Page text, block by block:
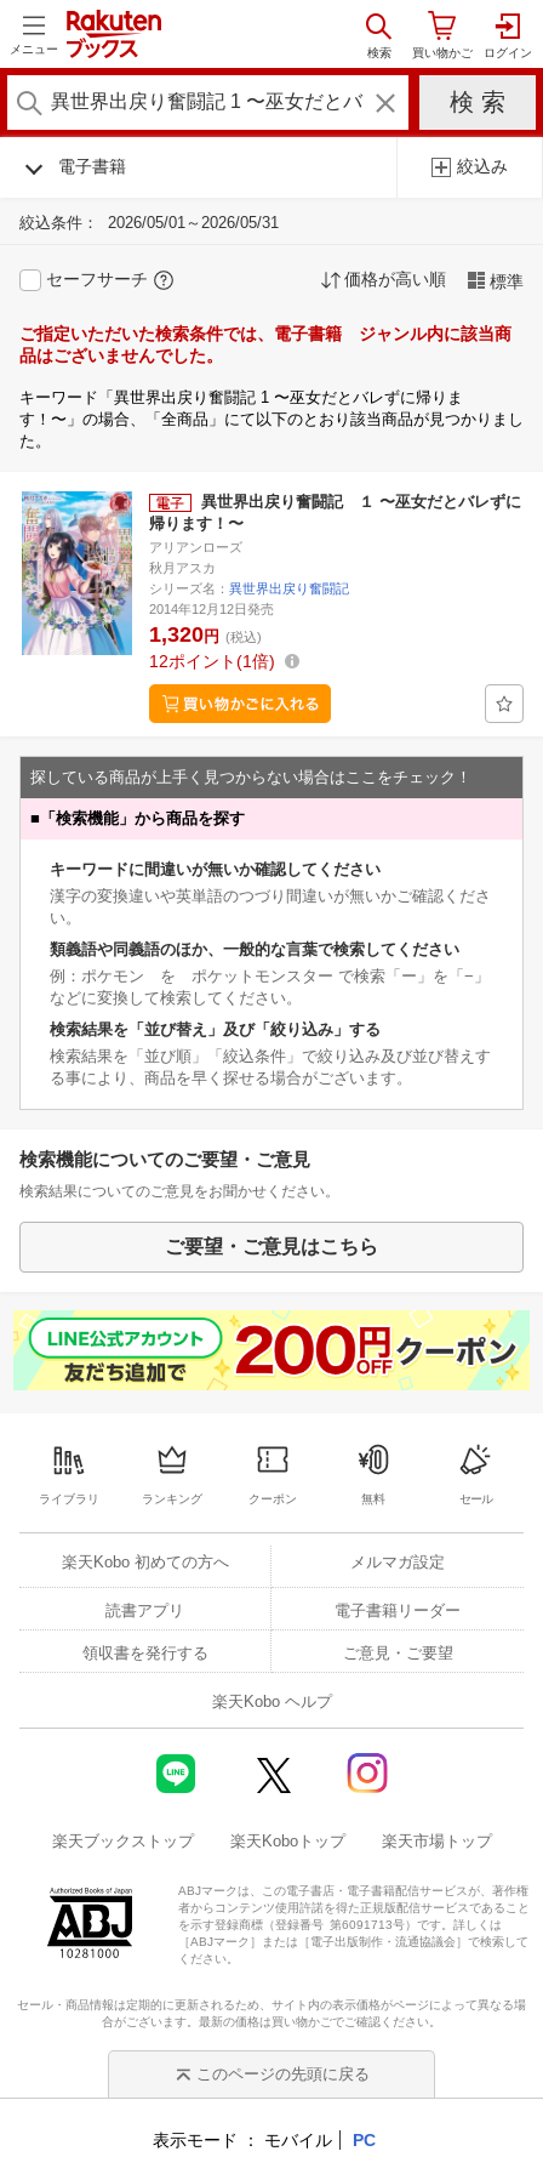
メニュー
電子書籍 絞込み
絞込条件： 2026/05/01～2026/05/31
セーフサーチ 価格が高い順 標準
ご指定いただいた検索条件では、電子書籍 ジャンル内に該当商
品はございませんでした。
キーワード「異世界出戻り奮闘記 1 〜巫女だとバレずに帰りま
す！〜」の場合、「全商品」にて以下のとおり該当商品が見つかりまし
た。
異世界出戻り奮闘記 １ 〜巫女だとバレずに
帰ります！〜
アリアンローズ
秋月アスカ
シリーズ名： 異世界出戻り奮闘記
2014年12月12日発売
1,320円 (税込)
12ポイント 1倍
探している商品が上手く見つからない場合はここをチェック！
■ 「検索機能」から商品を探す
キーワードに間違いが無いか確認してください
漢字の変換違いや英単語のつづり間違いが無いかご確認くださ
い。
類義語や同義語のほか、一般的な言葉で検索してください
例：ポケモン を ポケットモンスター で検索「ー」を「−」
などに変換して検索してください。
検索結果を「並び替え」及び「絞り込み」する
検索結果を「並び順」「絞込条件」で絞り込み及び並び替えす
る事により、商品を早く探せる場合がございます。
検索機能についてのご要望・ご意見
検索結果についてのご意見をお聞かせください。
ご要望・ご意見はこちら
ライブラリ ランキング クーポン 無料 セール
楽天Kobo 初めての方へ メルマガ設定
読書アプリ 電子書籍リーダー
領収書を発行する ご意見・ご要望
楽天Kobo ヘルプ
楽天ブックストップ 楽天Koboトップ 楽天市場トップ
ABJマークは、この電子書店・電子書籍配信サービスが、著作権
者からコンテンツ使用許諾を得た正規版配信サービスであること
を示す登録商標（登録番号 第6091713号）です。詳しくは
［ABJマーク］または［電子出版制作・流通協議会］で検索して
ください。
セール・商品情報は定期的に更新されるため、サイト内の表示価格がページによって異なる場
合がございます。最新の価格は買い物かごでご確認ください。
このページの先頭に戻る
表示モード モバイル PC